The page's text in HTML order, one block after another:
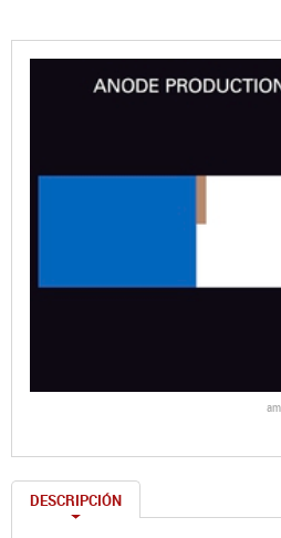
DESCRIPCIÓN